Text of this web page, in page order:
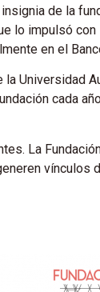
de la
lo impulsó
en el
Universidad
cada
La
vínculos